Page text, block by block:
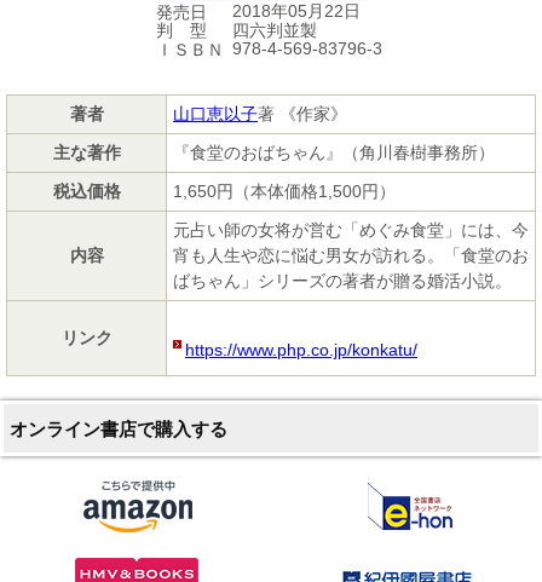
発売日
2018年05月22日
判 型
四六判並製
ＩＳＢＮ
978-4-569-83796-3
著者 山口恵以子著 《作家》
主な著作
『食堂のおばちゃん』（角川春樹事務所）
税込価格
1,650円（本体価格1,500円）
内容
元占い師の女将が営む「めぐみ食堂」には、今
宵も人生や恋に悩む男女が訪れる。「食堂のお
ばちゃん」シリーズの著者が贈る婚活小説。
リンク
https://www.php.co.jp/konkatu/
オンライン書店で購入する